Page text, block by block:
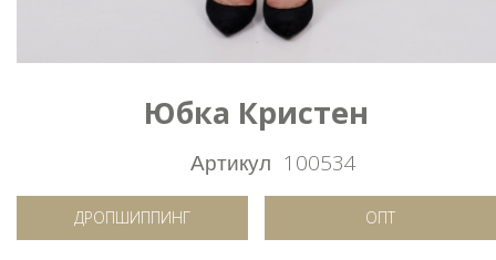
Юбка Кристен
Артикул 100534
ДРОПШИППИНГ ОПТ